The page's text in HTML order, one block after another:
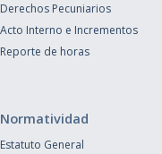
Derechos Pecuniarios
Acto Interno e Incrementos
Reporte de horas
Normatividad
Estatuto General